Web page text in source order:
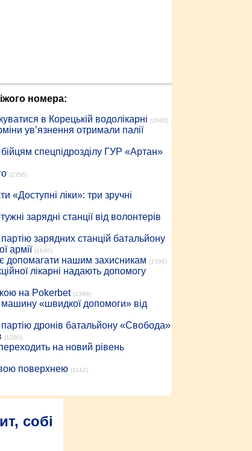
номера:
в Корецькій водолікарні (2660)
ув’язнення отримали палії
спецпідрозділу ГУР «Артан»
(2356)
«Доступні ліки»: три зручні
зарядні станції від волонтерів
зарядних станцій батальйону
армії (1640)
допомагати нашим захисникам (1590)
лікарні надають допомогу
на Pokerbet (1398)
«швидкої допомоги» від
дронів батальйону «Свобода»
(1200)
на новий рівень
поверхнею (1142)
собі